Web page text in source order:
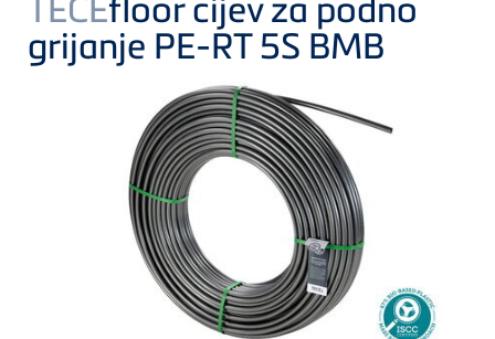
grijanje PE-RT 5S BMB